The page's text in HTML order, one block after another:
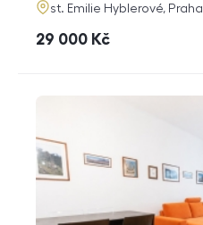
adresa
st. Emilie Hyblerové, Praha
cena
29 000 Kč